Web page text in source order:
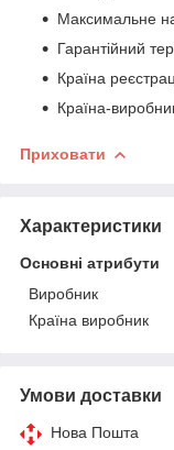
Максимальне
Гарантійний
Країна
Країна-
Приховати
Характеристики
Основні атрибути
Виробник
Країна виробник
Умови доставки
Нова Пошта